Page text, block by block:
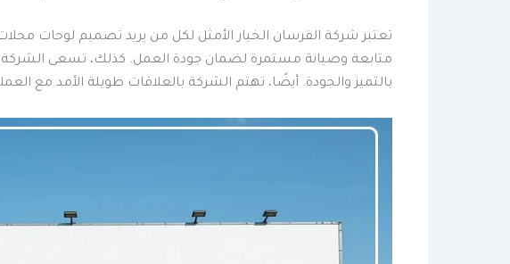
تعتبر شركة الفرسان الخيار الأمثل لكل من يريد تصميم لوحات
متابعة وصيانة مستمرة لضمان جودة العمل. كذلك، تسعى الشركة
بالتميز والجودة. أيضًا، تهتم الشركة بالعلاقات طويلة الأمد مع